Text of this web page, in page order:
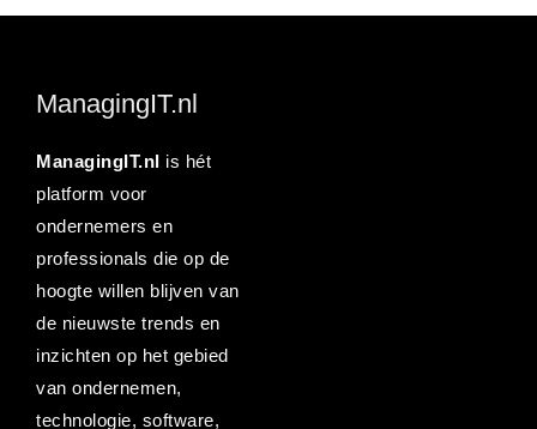
ManagingIT.nl
ManagingIT.nl is hét
platform voor
ondernemers en
professionals die op de
hoogte willen blijven van
de nieuwste trends en
inzichten op het gebied
van ondernemen,
technologie, software,